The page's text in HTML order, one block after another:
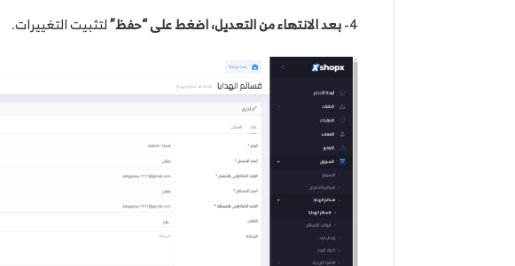
4- بعد الانتهاء من التعديل، اضغط على “حفظ”لتثبيت التغييرات.